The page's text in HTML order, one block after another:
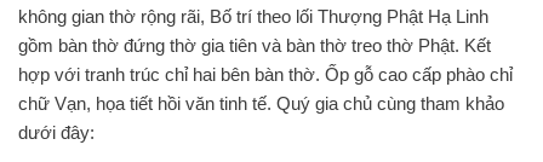
không gian thờ rộng rãi, Bố trí theo lối Thượng Phật Hạ Linh
gồm bàn thờ đứng thờ gia tiên và bàn thờ treo thờ Phật. Kết
hợp với tranh trúc chỉ hai bên bàn thờ. Ốp gỗ cao cấp phào chỉ
chữ Vạn, họa tiết hồi văn tinh tế. Quý gia chủ cùng tham khảo
dưới đây: